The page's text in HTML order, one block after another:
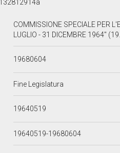
COMMISSIONE SPECIALE PER
LUGLIO - 31 DICEMBRE 1964"
19680604
Fine Legislatura
19640519
19640519-19680604